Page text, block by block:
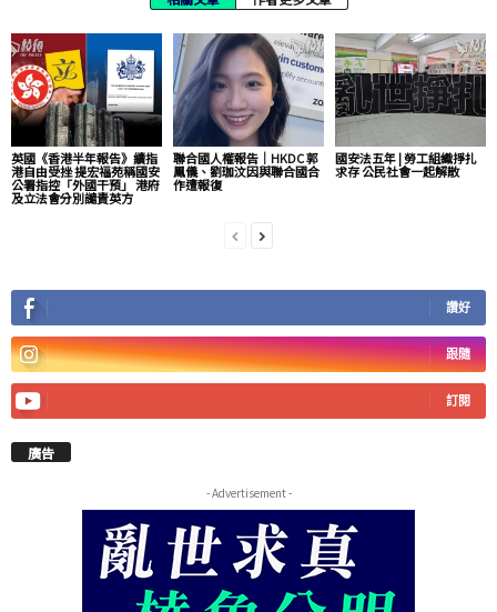
英國《香港半年報告》續指
港自由受挫 提宏福苑稱國安
公署指控「外國干預」 港府
及立法會分別譴責英方
聯合國人權報告｜HKDC 郭
鳳儀、劉珈汶因與聯合國合
作遭報復
國安法五年 | 勞工組織掙扎
求存 公民社會一起解散
讚好
跟隨
訂閱
廣告
- Advertisement -